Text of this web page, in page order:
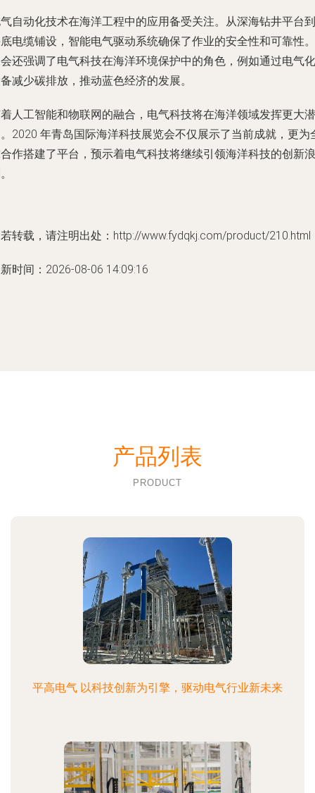
自动化技术在海洋工程中的应用备受关注。从深海钻井平台到
电缆铺设，智能电气驱动系统确保了作业的安全性和可靠性。
还强调了电气科技在海洋环境保护中的角色，例如通过电气化
减少碳排放，推动蓝色经济的发展。
人工智能和物联网的融合，电气科技将在海洋领域发挥更大潜
2020 年青岛国际海洋科技展览会不仅展示了当前成就，更为
作搭建了平台，预示着电气科技将继续引领海洋科技的创新浪
转载，请注明出处：http://www.fydqkj.com/product/210.html
时间：2026-08-06 14:09:16
产品列表
PRODUCT
平高电气 以科技创新为引擎，驱动电气行业新未来